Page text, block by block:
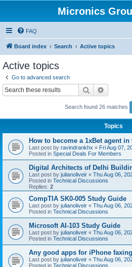
Micronics
FAQ
Board index Search Active topics
Active topics
Go to advanced search
Search
Search found 26 matches
Topics
How to become a 1xBet agent in
Last post by ravindrankhx « Fri Aug 07,
Posted in Special Deals For Members
Digital Architects of Delhi
Last post by julianoliveir « Thu Aug 06,
Posted in Technical Discussions
Replies: 2
CompTIA SK0-005 Study Guide
Last post by julianoliveir « Thu Aug 06,
Posted in Technical Discussions
Microsoft AI-103 Study Guide
Last post by julianoliveir « Thu Aug 06,
Posted in Technical Discussions
Any good apps for iPhone
Last post by julianoliveir « Thu Aug 06,
Posted in Technical Discussions